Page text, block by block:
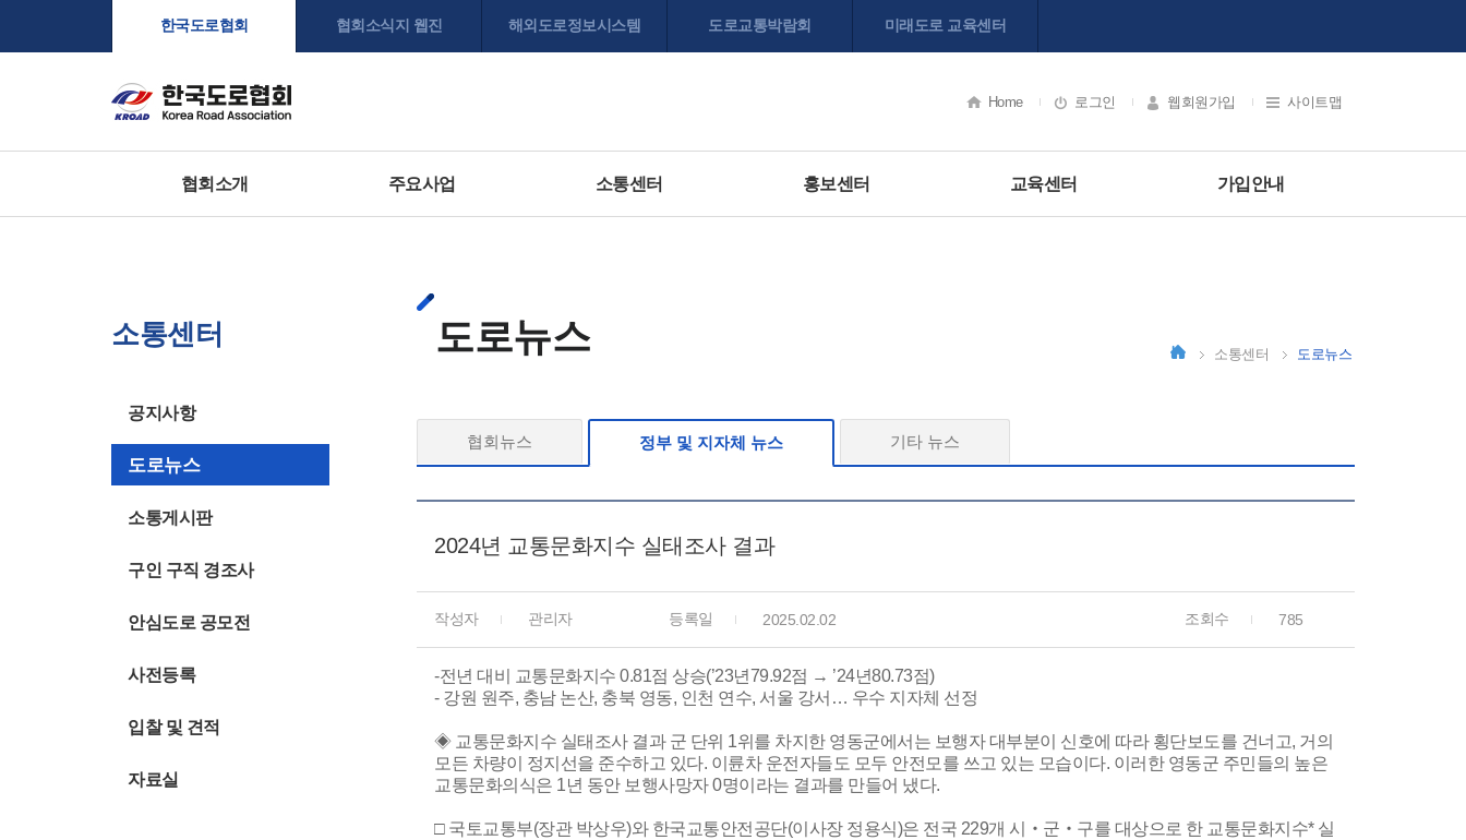
한국도로협회 협회소식지 웹진 해외도로정보시스템 도로교통박람회 미래도로 교육센터
Home 로그인 웹회원가입 사이트맵
협회소개 주요사업 소통센터 홍보센터 교육센터 가입안내
소통센터
공지사항
도로뉴스
소통게시판
구인 구직 경조사
안심도로 공모전
사전등록
입찰 및 견적
자료실
도로뉴스 소통센터 도로뉴스
협회뉴스 정부 및 지자체 뉴스 기타 뉴스
2024년 교통문화지수 실태조사 결과
작성자 관리자 등록일 2025.02.02 조회수 785
-전년 대비 교통문화지수 0.81점 상승(’23년79.92점 → ’24년80.73점)
- 강원 원주, 충남 논산, 충북 영동, 인천 연수, 서울 강서… 우수 지자체 선정
◈ 교통문화지수 실태조사 결과 군 단위 1위를 차지한 영동군에서는 보행자 대부분이 신호에 따라 횡단보도를 건너고, 거의
모든 차량이 정지선을 준수하고 있다. 이륜차 운전자들도 모두 안전모를 쓰고 있는 모습이다. 이러한 영동군 주민들의 높은
교통문화의식은 1년 동안 보행사망자 0명이라는 결과를 만들어 냈다.
□ 국토교통부(장관 박상우)와 한국교통안전공단(이사장 정용식)은 전국 229개 시‧군‧구를 대상으로 한 교통문화지수* 실